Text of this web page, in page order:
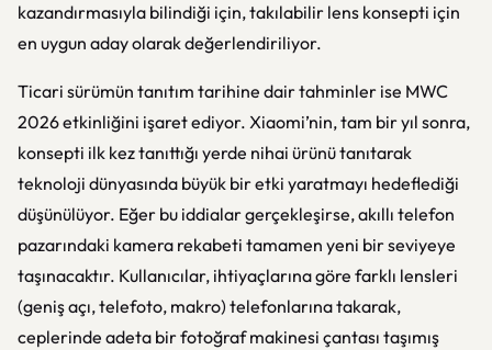
kazandırmasıyla bilindiği için, takılabilir lens konsepti için
en uygun aday olarak değerlendiriliyor.
Ticari sürümün tanıtım tarihine dair tahminler ise MWC
2026 etkinliğini işaret ediyor. Xiaomi’nin, tam bir yıl sonra,
konsepti ilk kez tanıttığı yerde nihai ürünü tanıtarak
teknoloji dünyasında büyük bir etki yaratmayı hedeflediği
düşünülüyor. Eğer bu iddialar gerçekleşirse, akıllı telefon
pazarındaki kamera rekabeti tamamen yeni bir seviyeye
taşınacaktır. Kullanıcılar, ihtiyaçlarına göre farklı lensleri
(geniş açı, telefoto, makro) telefonlarına takarak,
ceplerinde adeta bir fotoğraf makinesi çantası taşımış